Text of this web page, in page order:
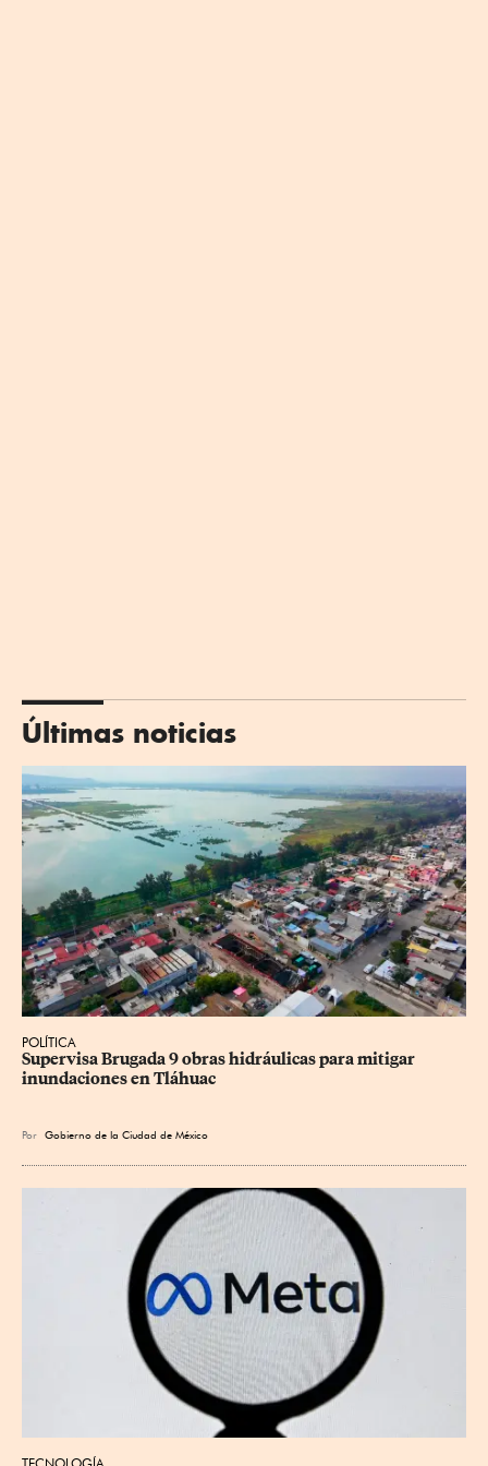
Últimas noticias
POLÍTICA
Supervisa Brugada 9 obras hidráulicas para mitigar
inundaciones en Tláhuac
Por Gobierno de la Ciudad de México